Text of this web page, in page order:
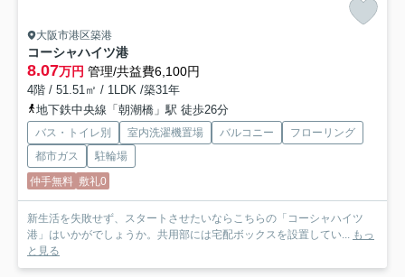
大阪市港区築港
コーシャハイツ港
8.07万円 管理/共益費6,100円
4階 / 51.51㎡ / 1LDK /築31年
地下鉄中央線「朝潮橋」駅 徒歩26分
バス・トイレ別 室内洗濯機置場 バルコニー
フローリング
都市ガス
駐輪場
仲手無料 敷礼0
新生活を失敗せず、スタートさせたいならこちらの「コーシャハイツ
港」はいかがでしょうか。共用部には宅配ボックスを設置してい... もっ
と見る